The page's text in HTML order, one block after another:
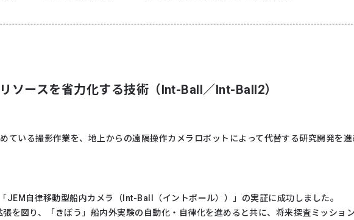
ソースを省力化する技術（Int-Ball／Int-Ball2）
ている撮影作業を、地上からの遠隔操作カメラロボットによって代替する研究開発を進
JEM自律移動型船内カメラ（Int-Ball（イントボール））」の実証に成功しました。
を図り、「きぼう」船内外実験の自動化・自律化を進めると共に、将来探査ミッショ